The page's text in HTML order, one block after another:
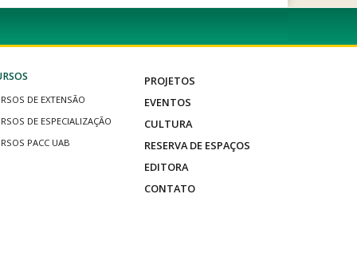
DE EXTENSÃO
DE ESPECIALIZAÇÃO
PACC UAB
PROJETOS
EVENTOS
CULTURA
RESERVA DE ESPAÇOS
EDITORA
CONTATO